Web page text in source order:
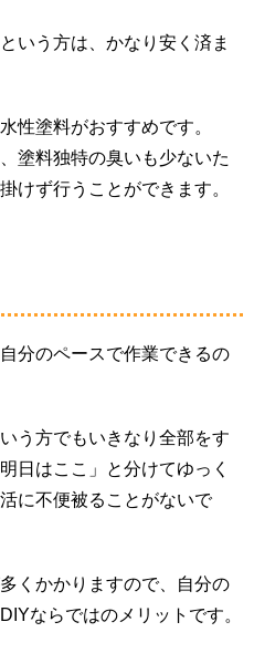
いう方は、かなり安く済ま
性塗料がおすすめです。
塗料独特の臭いも少ないた
けず行うことができます。
分のペースで作業できるの
う方でもいきなり全部をす
日はここ」と分けてゆっく
に不便被ることがないで
くかかりますので、自分の
ならではのメリットです。